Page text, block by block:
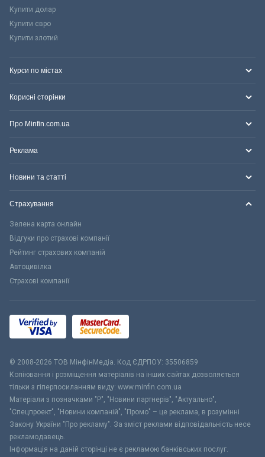
Купити долар
Купити євро
Купити злотий
Курси по містах
Корисні сторінки
Про Minfin.com.ua
Реклама
Новини та статті
Страхування
Зелена карта онлайн
Відгуки про страхові компанії
Рейтинг страхових компаній
Автоцивілка
Страхові компанії
© 2008-2026 ТОВ МiнфiнМедiа. Код ЄДРПОУ: 35506859
Копіювання і розміщення матеріалів на інших сайтах дозволяється
тільки з гіперпосиланням виду: www.minfin.com.ua
Матеріали з позначками "Р", "Новини партнерів", "Актуально",
"Спецпроект", "Новини компаній", "Промо" – це реклама, в розумінні
Закону України "Про рекламу". За зміст реклами відповідальність несе
рекламодавець.
Інформація на даній сторінці не є рекламою банківських послуг.